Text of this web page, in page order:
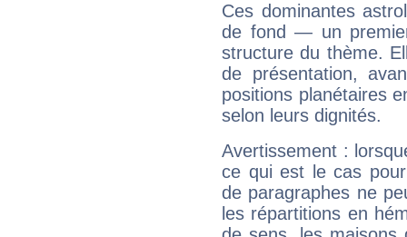
Ces dominantes
de fond — un
structure du thème.
de présentation,
positions planétaires
selon leurs dignités.
Avertissement :
ce qui est le cas
de paragraphes ne
les répartitions en